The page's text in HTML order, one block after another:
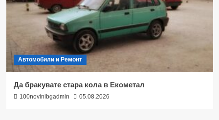
Автомобили и Ремонт
Да бракувате стара кола в Екометал
100novinibgadmin 05.08.2026